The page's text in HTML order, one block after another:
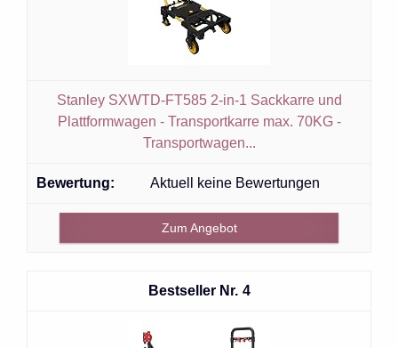
Stanley SXWTD-FT585 2-in-1 Sackkarre und
Plattformwagen - Transportkarre max. 70KG -
Transportwagen...
Aktuell keine Bewertungen
Zum Angebot
4